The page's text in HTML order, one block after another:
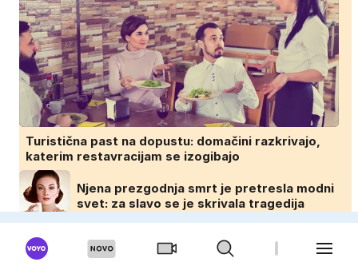
Turistična past na dopustu: domačini razkrivajo,
katerim restavracijam se izogibajo
Njena prezgodnja smrt je pretresla modni
svet: za slavo se je skrivala tragedija
Na Zemljo morda že milijon let pada prah z